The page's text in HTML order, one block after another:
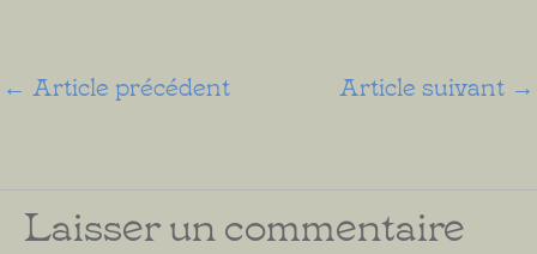
← Article précédent Article suivant →
Laisser un commentaire